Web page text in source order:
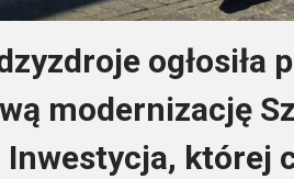
ogłosiła
modernizację
Inwestycja, której